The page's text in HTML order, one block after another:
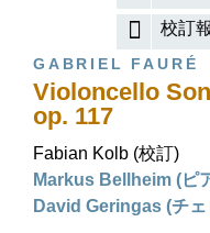
校訂
GABRIEL FAURÉ
Violoncello
op. 117
Fabian Kolb (校訂)
Markus Bellheim (ピ
David Geringas (チ